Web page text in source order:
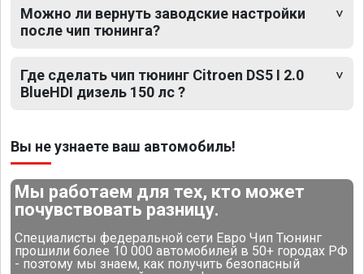
Можно ли вернуть заводские настройки
после чип тюнинга?
Где сделать чип тюнинг Citroen DS5 I 2.0
BlueHDI дизель 150 лс ?
Вы не узнаете ваш автомобиль!
Мы работаем для тех, кто может
почувствовать разницу.
Специалисты федеральной сети Евро Чип Тюнинг
прошили более 10 000 автомобилей в 50+ городах РФ
- поэтому мы знаем, как получить безопасный